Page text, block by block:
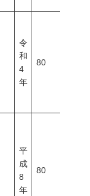
令
和
4
年
80
平
成
8
年
80